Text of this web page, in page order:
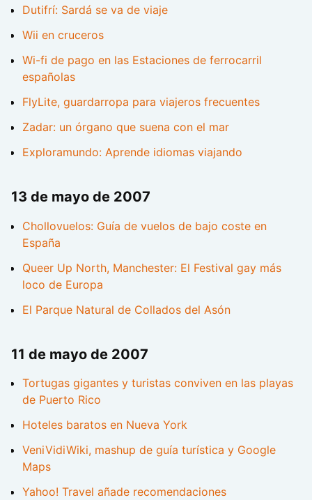
Dutifrí: Sardá se va de viaje
Wii en cruceros
Wi-fi de pago en las Estaciones de ferrocarril
españolas
FlyLite, guardarropa para viajeros frecuentes
Zadar: un órgano que suena con el mar
Exploramundo: Aprende idiomas viajando
13 de mayo de 2007
Chollovuelos: Guía de vuelos de bajo coste en
España
Queer Up North, Manchester: El Festival gay más
loco de Europa
El Parque Natural de Collados del Asón
11 de mayo de 2007
Tortugas gigantes y turistas conviven en las playas
de Puerto Rico
Hoteles baratos en Nueva York
VeniVidiWiki, mashup de guía turística y Google
Maps
Yahoo! Travel añade recomendaciones